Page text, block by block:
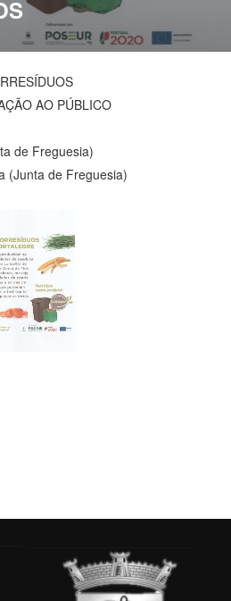
AO PÚBLICO
de Freguesia)
(Junta de Freguesia)